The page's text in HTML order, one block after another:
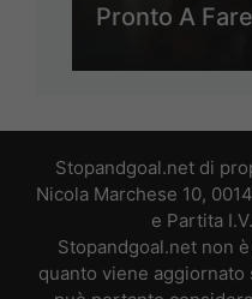
Pronto A
Stopandgoal.net di
Nicola Marchese 10,
e Partita
Stopandgoal.net non
quanto viene aggiornato